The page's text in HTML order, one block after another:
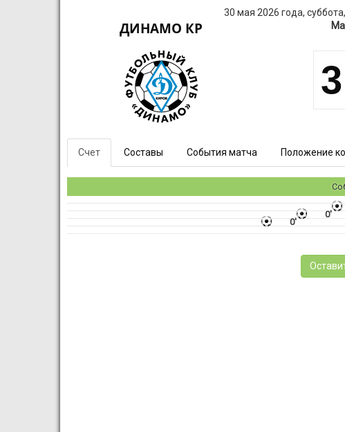
30 мая 2026 года,
ДИНАМО КР
3
Счет Составы События матча Положение
0'
0'